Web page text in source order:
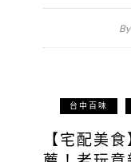
By
台中百味
【宅配美